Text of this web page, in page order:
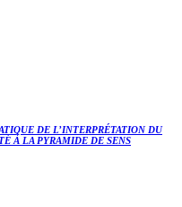
DE L’INTERPRÉTATION DU
À LA PYRAMIDE DE SENS